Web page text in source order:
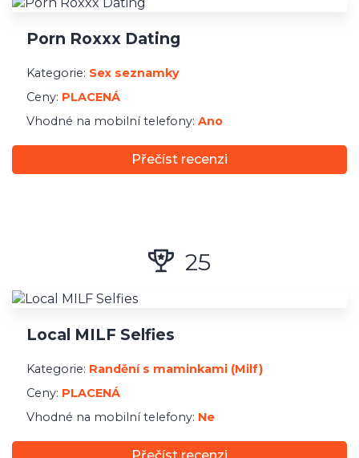
Porn Roxxx Dating
Kategorie: Sex seznamky
Ceny: PLACENÁ
Vhodné na mobilní telefony: Ano
Přečíst recenzi
Stylerius AD
25
Local MILF Selfies
Kategorie: Randění s maminkami (Milf)
Ceny: PLACENÁ
Vhodné na mobilní telefony: Ne